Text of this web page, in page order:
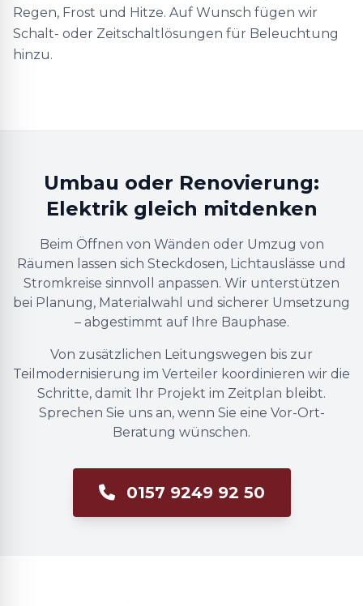
Regen, Frost und Hitze. Auf Wunsch fügen wir
Schalt- oder Zeitschaltlösungen für Beleuchtung
hinzu.
Umbau oder Renovierung:
Elektrik gleich mitdenken
Beim Öffnen von Wänden oder Umzug von
Räumen lassen sich Steckdosen, Lichtauslässe und
Stromkreise sinnvoll anpassen. Wir unterstützen
bei Planung, Materialwahl und sicherer Umsetzung
– abgestimmt auf Ihre Bauphase.
Von zusätzlichen Leitungswegen bis zur
Teilmodernisierung im Verteiler koordinieren wir die
Schritte, damit Ihr Projekt im Zeitplan bleibt.
Sprechen Sie uns an, wenn Sie eine Vor-Ort-
Beratung wünschen.
0157 9249 92 50